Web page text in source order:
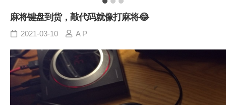
麻将键盘到货，敲代码就像打麻将😂
2021-03-10 A P